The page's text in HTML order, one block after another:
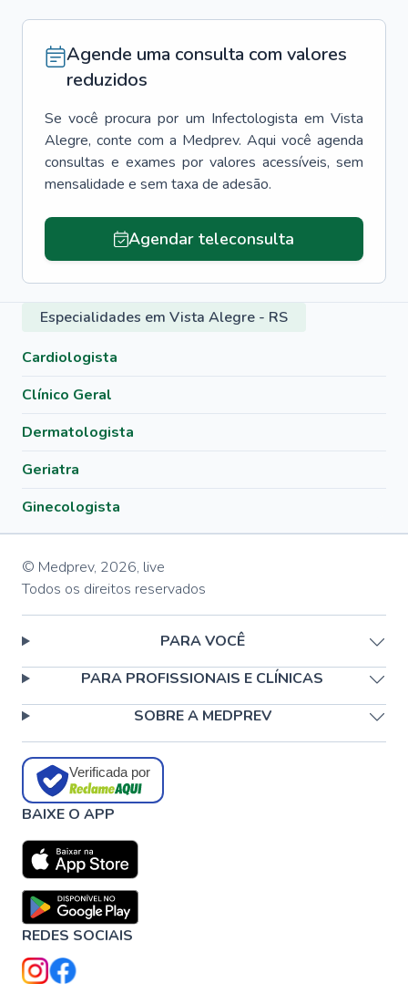
Agende uma consulta com valores
reduzidos
Se você procura por um Infectologista em Vista
Alegre, conte com a Medprev. Aqui você agenda
consultas e exames por valores acessíveis, sem
mensalidade e sem taxa de adesão.
Agendar teleconsulta
Especialidades em Vista Alegre - RS
Cardiologista
Clínico Geral
Dermatologista
Geriatra
Ginecologista
© Medprev, 2026, live
Todos os direitos reservados
PARA VOCÊ
PARA PROFISSIONAIS E CLÍNICAS
SOBRE A MEDPREV
Verificada por
BAIXE O APP
REDES SOCIAIS